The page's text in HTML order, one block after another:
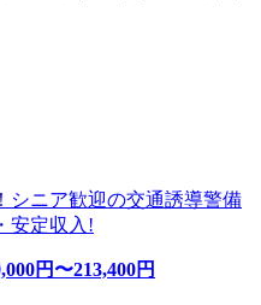
シニア歓迎の交通誘導警備
安定収入!
円〜213,400円